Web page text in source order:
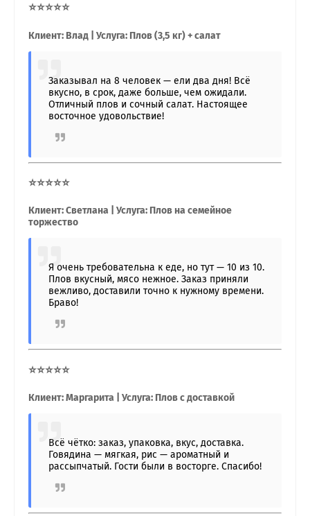
⭐⭐⭐⭐⭐
Клиент: Влад | Услуга: Плов (3,5 кг) + салат
Заказывал на 8 человек — ели два дня! Всё
вкусно, в срок, даже больше, чем ожидали.
Отличный плов и сочный салат. Настоящее
восточное удовольствие!
⭐⭐⭐⭐⭐
Клиент: Светлана | Услуга: Плов на семейное
торжество
Я очень требовательна к еде, но тут — 10 из 10.
Плов вкусный, мясо нежное. Заказ приняли
вежливо, доставили точно к нужному времени.
Браво!
⭐⭐⭐⭐⭐
Клиент: Маргарита | Услуга: Плов с доставкой
Всё чётко: заказ, упаковка, вкус, доставка.
Говядина — мягкая, рис — ароматный и
рассыпчатый. Гости были в восторге. Спасибо!